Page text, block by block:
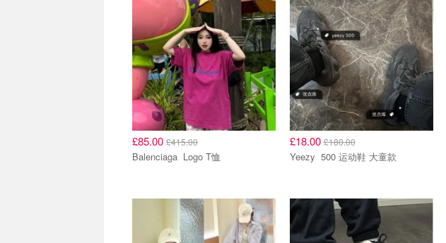
£85.00 £415.00
Balenciaga Logo T恤
£18.00£180.00
Yeezy 500 运动鞋 大童款